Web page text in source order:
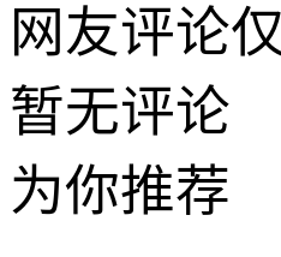
网友评论
暂无评论
为你推荐